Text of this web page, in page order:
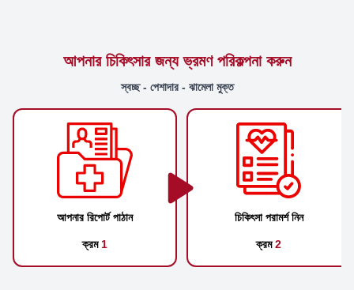
আপনার চিকিৎসার জন্য ভ্রমণ পরিকল্পনা করুন
স্বচ্ছ - পেশাদার - ঝামেলা মুক্ত
আপনার রিপোর্ট পাঠান
ক্রম 1
চিকিৎসা পরামর্শ নিন
ক্রম2